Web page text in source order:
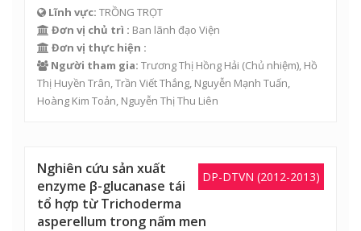
Lĩnh vực: TRỒNG TRỌT
Đơn vị chủ trì : Ban lãnh đạo Viện
Đơn vị thực hiện :
Người tham gia: Trương Thị Hồng Hải (Chủ nhiệm), Hồ
Thị Huyền Trân, Trần Viết Thắng, Nguyễn Mạnh Tuấn,
Hoàng Kim Toản, Nguyễn Thị Thu Liên
DP-DTVN (2012-2013)
Nghiên cứu sản xuất
enzyme β-glucanase tái
tổ hợp từ Trichoderma
asperellum trong nấm men